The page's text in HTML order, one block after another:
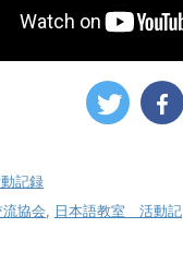
記録
協会 日本語教室 活動記